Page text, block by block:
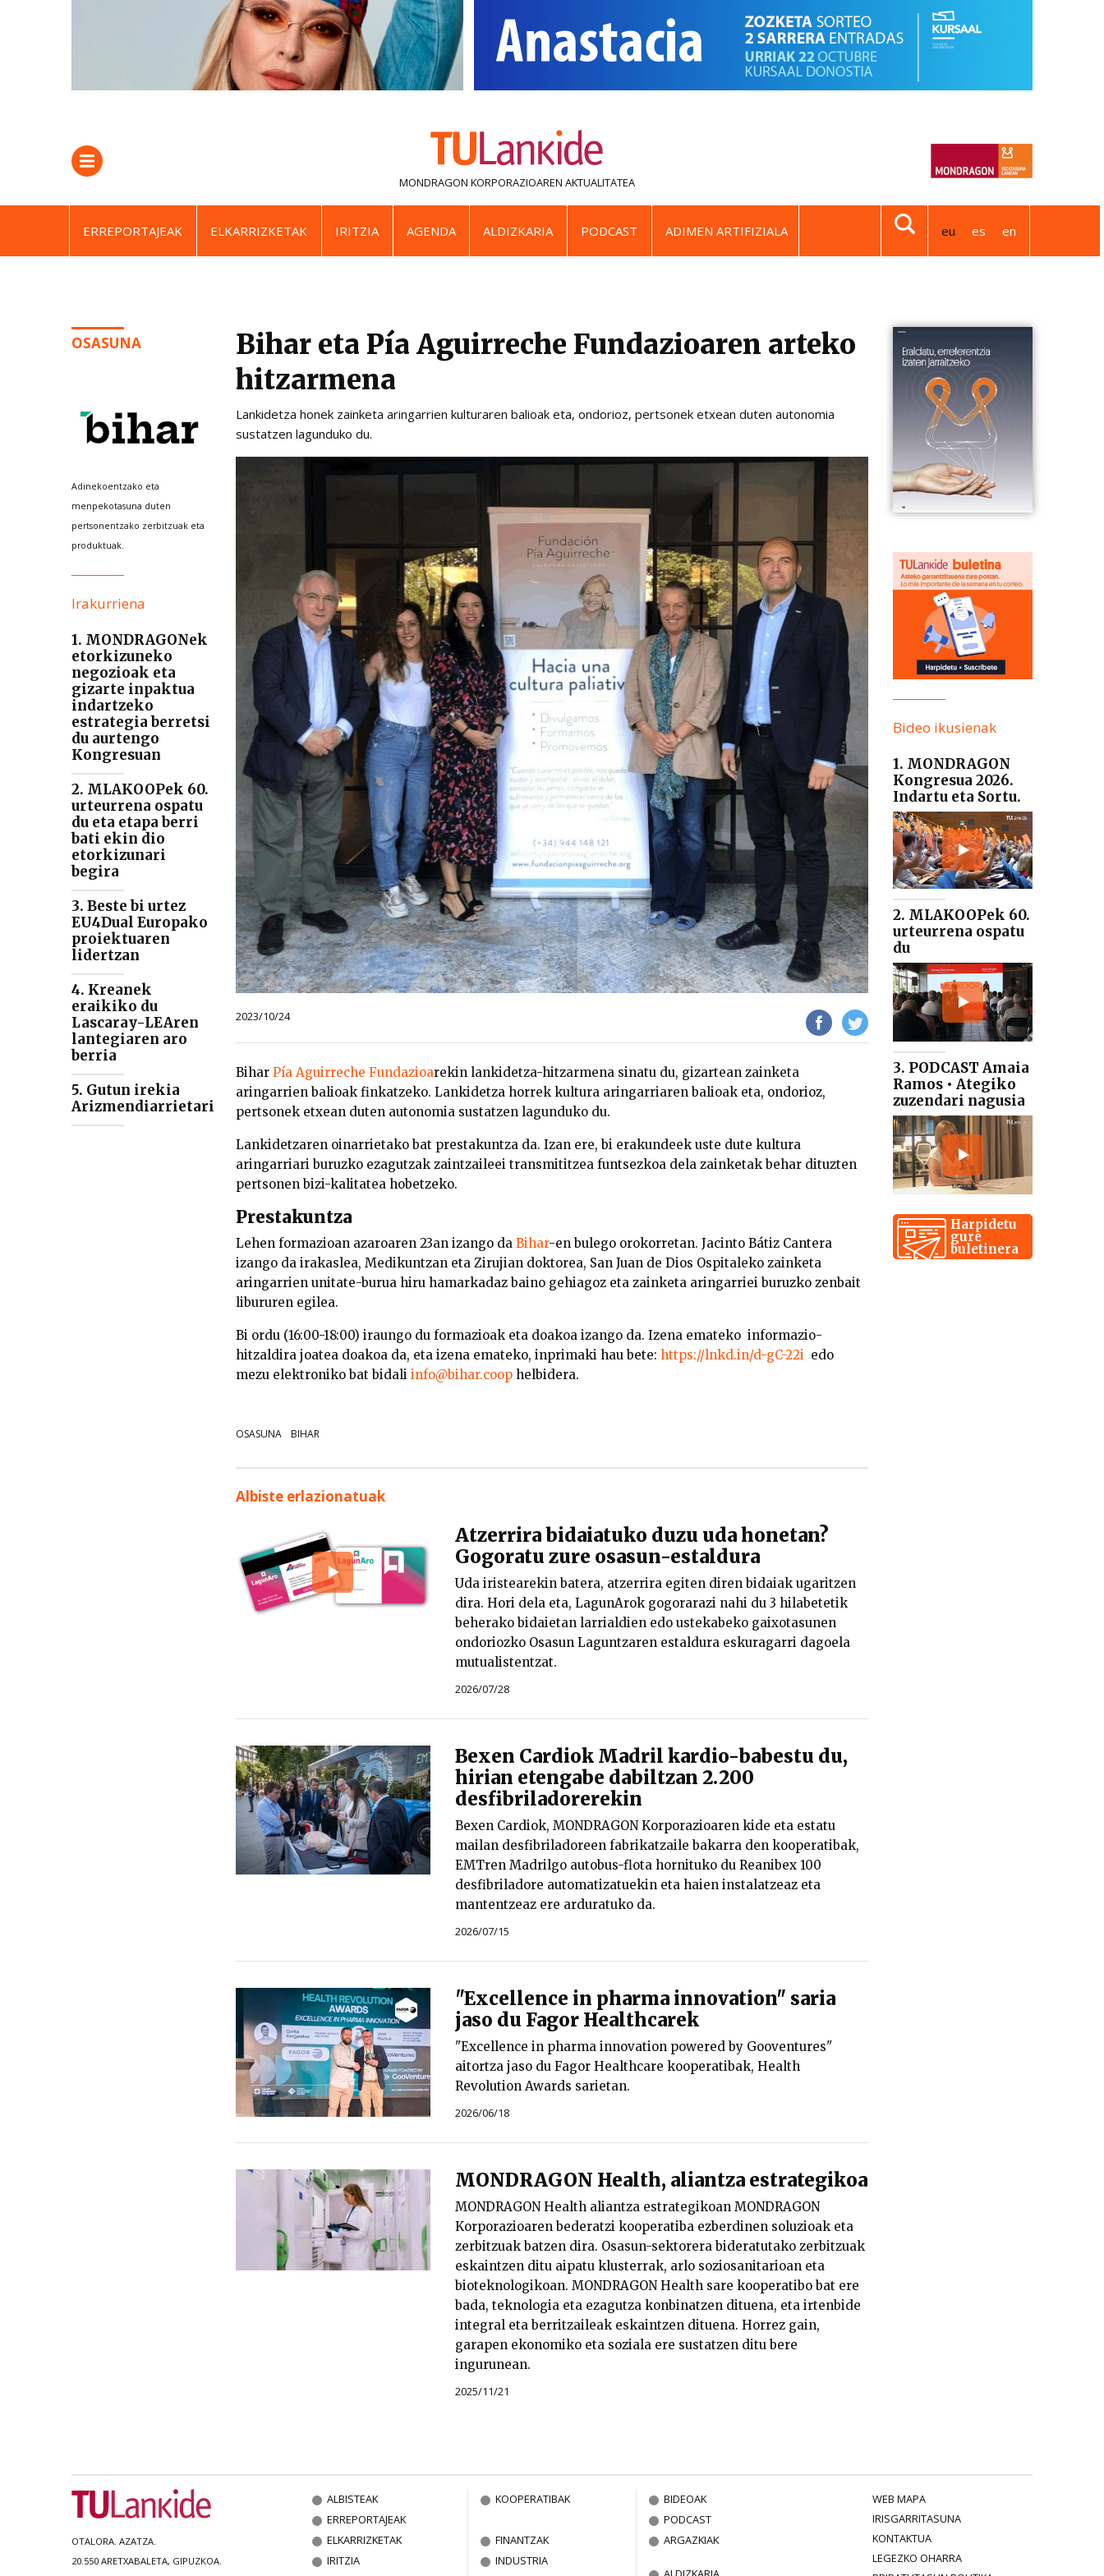
MONDRAGON KORPORAZIOAREN AKTUALITATEA
ERREPORTAJEAK ELKARRIZKETAK IRITZIA AGENDA ALDIZKARIA PODCAST ADIMEN ARTIFIZIALA eu es en
OSASUNA
Adinekoentzako eta
menpekotasuna duten
pertsonentzako zerbitzuak eta
produktuak.
Irakurriena
1. MONDRAGONek
etorkizuneko
negozioak eta
gizarte inpaktua
indartzeko
estrategia berretsi
du aurtengo
Kongresuan
2. MLAKOOPek 60.
urteurrena ospatu
du eta etapa berri
bati ekin dio
etorkizunari
begira
3. Beste bi urtez
EU4Dual Europako
proiektuaren
lidertzan
4. Kreanek
eraikiko du
Lascaray-LEAren
lantegiaren aro
berria
5. Gutun irekia
Arizmendiarrietari
Bihar eta Pía Aguirreche Fundazioaren arteko
hitzarmena
Lankidetza honek zainketa aringarrien kulturaren balioak eta, ondorioz, pertsonek etxean duten autonomia
sustatzen lagunduko du.
2023/10/24
Bihar Pía Aguirreche Fundazioarekin lankidetza-hitzarmena sinatu du, gizartean zainketa
aringarrien balioak finkatzeko. Lankidetza horrek kultura aringarriaren balioak eta, ondorioz,
pertsonek etxean duten autonomia sustatzen lagunduko du.
Lankidetzaren oinarrietako bat prestakuntza da. Izan ere, bi erakundeek uste dute kultura
aringarriari buruzko ezagutzak zaintzaileei transmititzea funtsezkoa dela zainketak behar dituzten
pertsonen bizi-kalitatea hobetzeko.
Prestakuntza
Lehen formazioan azaroaren 23an izango da Bihar-en bulego orokorretan. Jacinto Bátiz Cantera
izango da irakaslea, Medikuntzan eta Zirujian doktorea, San Juan de Dios Ospitaleko zainketa
aringarrien unitate-burua hiru hamarkadaz baino gehiagoz eta zainketa aringarriei buruzko zenbait
libururen egilea.
Bi ordu (16:00-18:00) iraungo du formazioak eta doakoa izango da. Izena emateko informazio-
hitzaldira joatea doakoa da, eta izena emateko, inprimaki hau bete: https://lnkd.in/d-gC-22i edo
mezu elektroniko bat bidali info@bihar.coop helbidera.
OSASUNA BIHAR
Albiste erlazionatuak
Atzerrira bidaiatuko duzu uda honetan?
Gogoratu zure osasun-estaldura
Uda iristearekin batera, atzerrira egiten diren bidaiak ugaritzen
dira. Hori dela eta, LagunArok gogorarazi nahi du 3 hilabetetik
beherako bidaietan larrialdien edo ustekabeko gaixotasunen
ondoriozko Osasun Laguntzaren estaldura eskuragarri dagoela
mutualistentzat.
2026/07/28
Bexen Cardiok Madril kardio-babestu du,
hirian etengabe dabiltzan 2.200
desfibriladorerekin
Bexen Cardiok, MONDRAGON Korporazioaren kide eta estatu
mailan desfibriladoreen fabrikatzaile bakarra den kooperatibak,
EMTren Madrilgo autobus-flota hornituko du Reanibex 100
desfibriladore automatizatuekin eta haien instalatzeaz eta
mantentzeaz ere arduratuko da.
2026/07/15
"Excellence in pharma innovation" saria
jaso du Fagor Healthcarek
"Excellence in pharma innovation powered by Gooventures"
aitortza jaso du Fagor Healthcare kooperatibak, Health
Revolution Awards sarietan.
2026/06/18
MONDRAGON Health, aliantza estrategikoa
MONDRAGON Health aliantza estrategikoan MONDRAGON
Korporazioaren bederatzi kooperatiba ezberdinen soluzioak eta
zerbitzuak batzen dira. Osasun-sektorera bideratutako zerbitzuak
eskaintzen ditu aipatu klusterrak, arlo soziosanitarioan eta
bioteknologikoan. MONDRAGON Health sare kooperatibo bat ere
bada, teknologia eta ezagutza konbinatzen dituena, eta irtenbide
integral eta berritzaileak eskaintzen dituena. Horrez gain,
garapen ekonomiko eta soziala ere sustatzen ditu bere
ingurunean.
2025/11/21
Bideo ikusienak
1. MONDRAGON
Kongresua 2026.
Indartu eta Sortu.
2. MLAKOOPek 60.
urteurrena ospatu
du
3. PODCAST Amaia
Ramos • Ategiko
zuzendari nagusia
Harpidetu
gure
buletinera
OTALORA. AZATZA.
20.550 ARETXABALETA, GIPUZKOA.
ALBISTEAK
ERREPORTAJEAK
ELKARRIZKETAK
IRITZIA
KOOPERATIBAK
FINANTZAK
INDUSTRIA
BIDEOAK
PODCAST
ARGAZKIAK
WEB MAPA
IRISGARRITASUNA
KONTAKTUA
LEGEZKO OHARRA